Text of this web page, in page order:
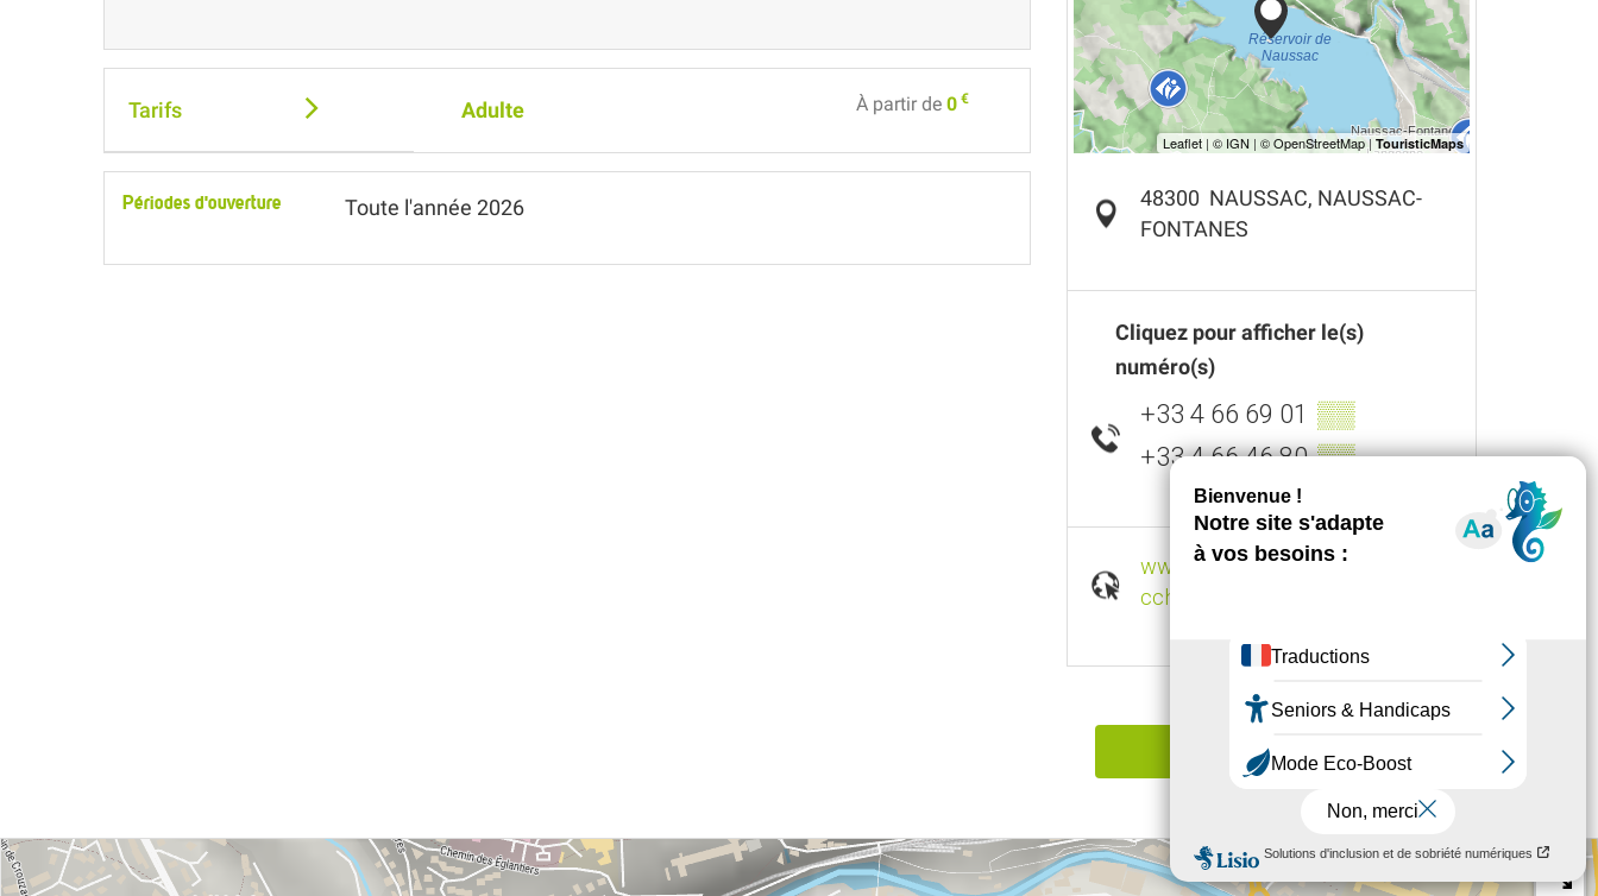
Tarifs Adulte À partir de0 €
Périodes d'ouverture Toute l'année 2026 48300 NAUSSAC, NAUSSAC-
FONTANES
Cliquez pour afficher le(s)
numéro(s)
+33 4 66 69 01 ▒▒
+33 4 66 46 80▒▒
www.ot-langogne.com
ccha-langogne.com
Signaler une erreur